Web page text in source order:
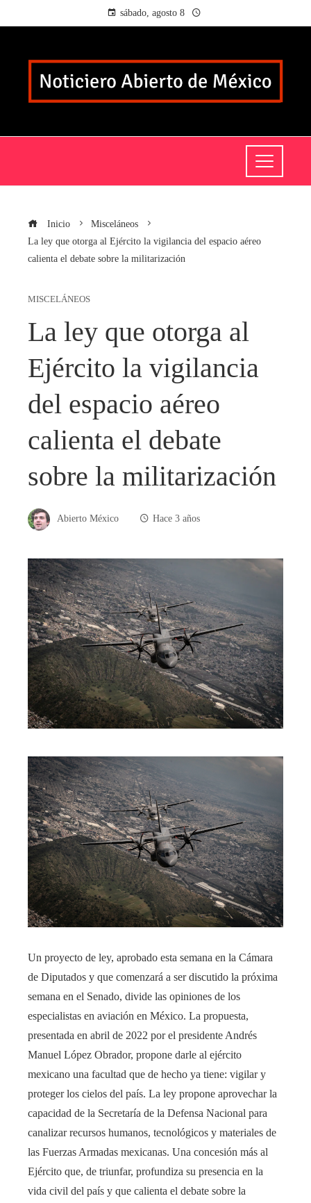
sábado, agosto 8
Inicio
Misceláneos
La ley que otorga al Ejército la vigilancia del espacio aéreo
calienta el debate sobre la militarización
MISCELÁNEOS
La ley que otorga al
Ejército la vigilancia
del espacio aéreo
calienta el debate
sobre la militarización
Abierto México Hace 3 años
Un proyecto de ley, aprobado esta semana en la Cámara
de Diputados y que comenzará a ser discutido la próxima
semana en el Senado, divide las opiniones de los
especialistas en aviación en México. La propuesta,
presentada en abril de 2022 por el presidente Andrés
Manuel López Obrador, propone darle al ejército
mexicano una facultad que de hecho ya tiene: vigilar y
proteger los cielos del país. La ley propone aprovechar la
capacidad de la Secretaría de la Defensa Nacional para
canalizar recursos humanos, tecnológicos y materiales de
las Fuerzas Armadas mexicanas. Una concesión más al
Ejército que, de triunfar, profundiza su presencia en la
vida civil del país y que calienta el debate sobre la